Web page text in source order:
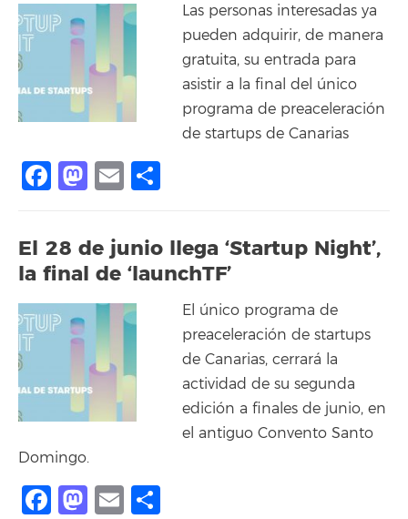
Las personas interesadas ya
pueden adquirir, de manera
gratuita, su entrada para
asistir a la final del único
programa de preaceleración
de startups de Canarias
Facebook
Mastodon
Email
El 28 de junio llega ‘Startup Night’,
la final de ‘launchTF’
El único programa de
preaceleración de startups
de Canarias, cerrará la
actividad de su segunda
edición a finales de junio, en
el antiguo Convento Santo
Domingo.
Facebook
Mastodon
Email